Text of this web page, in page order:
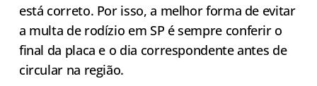
está correto. Por isso, a melhor forma de evitar
a multa de rodízio em SP é sempre conferir o
final da placa e o dia correspondente antes de
circular na região.